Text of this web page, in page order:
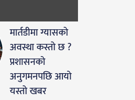
मार्तडीमा ग्यासको
अवस्था कस्तो छ ?
प्रशासनको
अनुगमनपछि आयो
यस्तो खबर